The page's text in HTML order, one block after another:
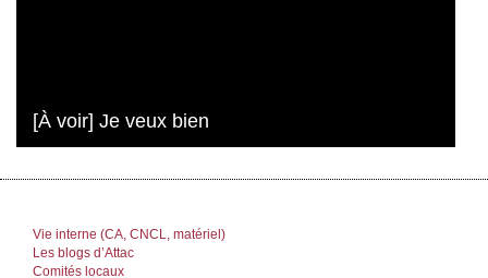
[À voir] Je veux bien
Vie interne (CA, CNCL, matériel)
Les blogs d’Attac
Comités locaux